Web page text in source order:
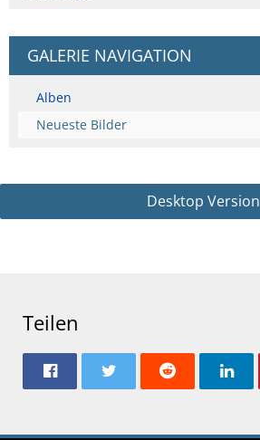
GALERIE NAVIGATION
Alben
Neueste Bilder
Desktop Version
Teilen